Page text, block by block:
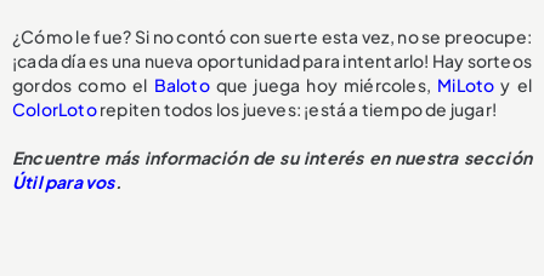
¿Cómo le fue? Si no contó con suerte esta vez, no se preocupe:
¡cada día es una nueva oportunidad para intentarlo! Hay sorteos
gordos como el Balotoque juega hoy miércoles, MiLoto y el
ColorLotorepiten todos los jueves: ¡está a tiempo de jugar!
Encuentre más información de su interés en nuestra sección
Útil para vos.